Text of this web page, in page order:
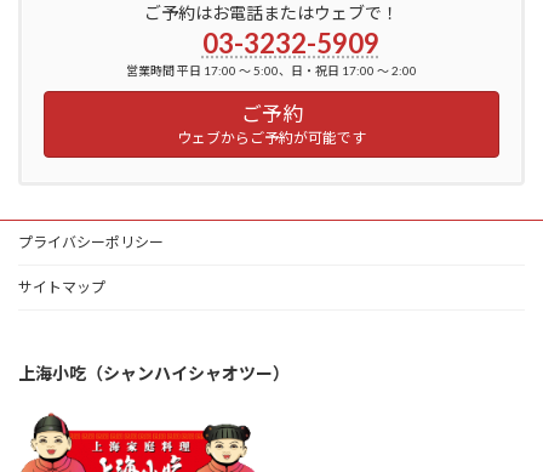
ご予約はお電話またはウェブで！
03-3232-5909
営業時間 平日 17:00 ～ 5:00、日・祝日 17:00 ～ 2:00
ご予約
ウェブからご予約が可能です
プライバシーポリシー
サイトマップ
上海小吃（シャンハイシャオツー）